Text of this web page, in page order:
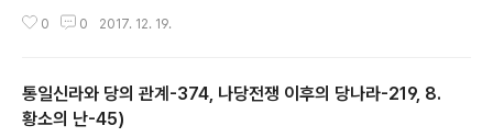
구당서 거란전 9. 신당서 거란전 10. 구당서 발해전 11. 신당서..
0 0 2017. 12. 19.
통일신라와 당의 관계-374, 나당전쟁 이후의 당나라-219, 8.
황소의 난-45)